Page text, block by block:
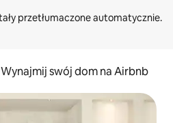
Wynajmij swój dom na Airbnb